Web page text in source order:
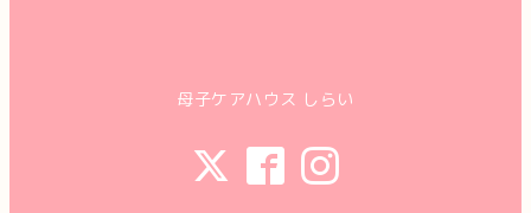
母子ケアハウス しらい